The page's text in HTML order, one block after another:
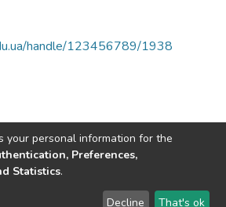
handle/123456789/1938
East Ukrainian National University
LYRASIS
your personal information for the
Preferences,
Statistics.
Decline That's ok